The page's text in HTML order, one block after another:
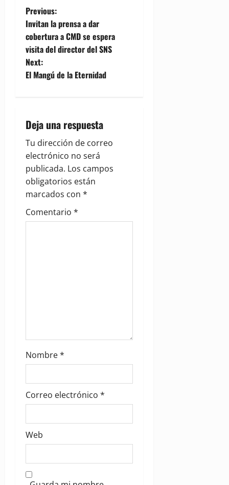
P
o
s
t
a
v
i
g
a
t
Previous:
Invitan la prensa a dar
cobertura a CMD se espera
visita del director del SNS
Next:
El Mangú de la Eternidad
Deja una respuesta
Tu dirección de correo
electrónico no será
publicada. Los campos
obligatorios están
marcados con *
Comentario *
Nombre*
Correo electrónico *
Web